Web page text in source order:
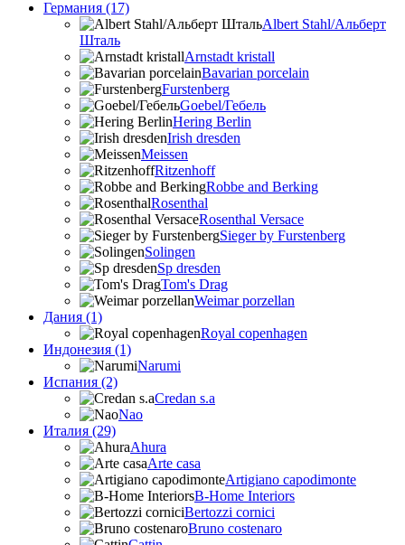
Германия (17)
Albert Stahl/Альбеpт
Шталь
Arnstadt kristall
Bavarian porcelain
Furstenberg
Goebel/Гебель
Hering Berlin
Irish dresden
Meissen
Ritzenhoff
Robbe and Berking
Rosenthal
Rosenthal Versace
Sieger by Furstenberg
Solingen
Sp dresden
Tom's Drag
Weimar porzellan
Дания (1)
Royal copenhagen
Индонезия (1)
Narumi
Испания (2)
Credan s.a
Nao
Италия (29)
Ahura
Arte casa
Artigiano capodimonte
B-Home Interiors
Bertozzi cornici
Bruno costenaro